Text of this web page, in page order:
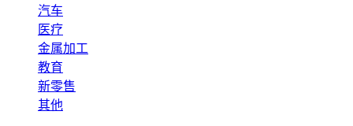
汽车
医疗
金属加工
教育
新零售
其他